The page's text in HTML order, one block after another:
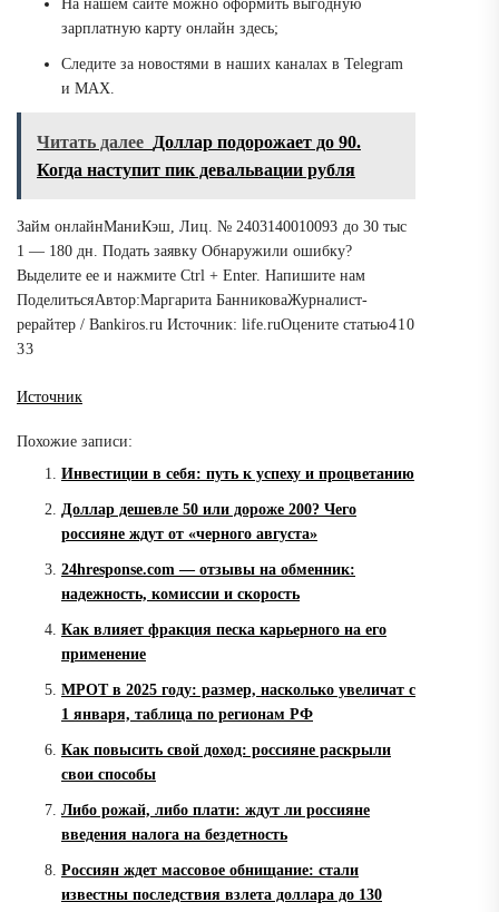
На нашем сайте можно оформить выгодную
зарплатную карту онлайн здесь;
Следите за новостями в наших каналах в Telegram
и MAX.
Читать далее Доллар подорожает до 90.
Когда наступит пик девальвации рубля
Займ онлайнМаниКэш, Лиц. № 2403140010093 до 30 тыс
1 — 180 дн. Подать заявку Обнаружили ошибку?
Выделите ее и нажмите Ctrl + Enter. Напишите нам
ПоделитьсяАвтор:Маргарита БанниковаЖурналист-
рерайтер / Bankiros.ru Источник: life.ruОцените статью410
33
Источник
Похожие записи:
Инвестиции в себя: путь к успеху и процветанию
Доллар дешевле 50 или дороже 200? Чего
россияне ждут от «черного августа»
24hresponse.com — отзывы на обменник:
надежность, комиссии и скорость
Как влияет фракция песка карьерного на его
применение
МРОТ в 2025 году: размер, насколько увеличат с
1 января, таблица по регионам РФ
Как повысить свой доход: россияне раскрыли
свои способы
Либо рожай, либо плати: ждут ли россияне
введения налога на бездетность
Россиян ждет массовое обнищание: стали
известны последствия взлета доллара до 130